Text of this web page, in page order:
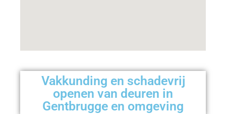
Vakkunding en schadevrij
openen van deuren in
Gentbrugge en omgeving